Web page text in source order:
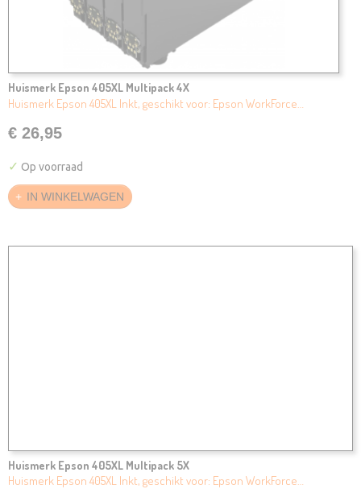
Huismerk Epson 405XL Multipack 4X
Huismerk Epson 405XL Inkt, geschikt voor: Epson WorkForce…
€ 26,95
✓ Op voorraad
IN WINKELWAGEN
Huismerk Epson 405XL Multipack 5X
Huismerk Epson 405XL Inkt, geschikt voor: Epson WorkForce…